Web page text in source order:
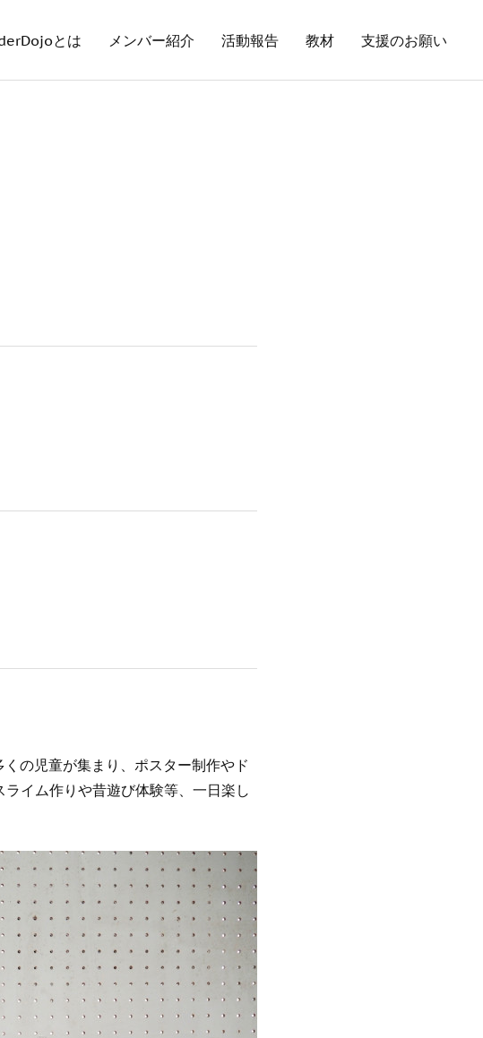
とは メンバー紹介 活動報告 教材 支援のお願い
の児童が集まり、ポスター制作やド
イム作りや昔遊び体験等、一日楽し